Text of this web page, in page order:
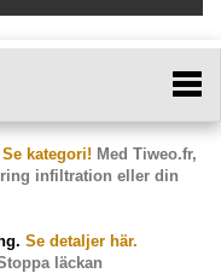
Se kategori! Med Tiweo.fr,
infiltration eller din
Se detaljer här.
läckan